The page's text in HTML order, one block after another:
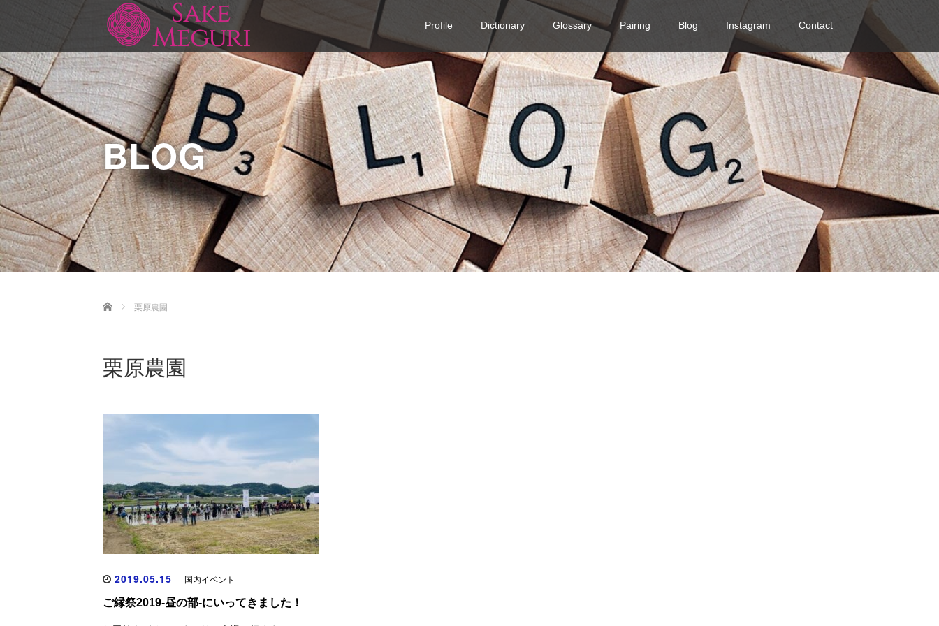
Profile Dictionary Glossary Pairing Blog Instagram Contact
BLOG
Home 栗原農園
栗原農園
2019.05.15 国内イベント
ご縁祭2019-昼の部-にいってきました！